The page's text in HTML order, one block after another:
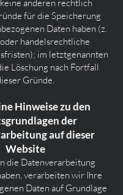
anderen rechtlich
für die Speicherung
Daten haben (z.
handelsrechtliche
im letztgenannten
Löschung nach Fortfall
Gründe.
Hinweise zu den
der
auf dieser
Website
die Datenverarbeitung
verarbeiten wir Ihre
Daten auf Grundlage